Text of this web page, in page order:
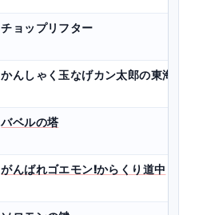
チョップリフター
かんしゃく玉なげカン太郎の東海道五
バベルの塔
がんばれゴエモン!からくり道中